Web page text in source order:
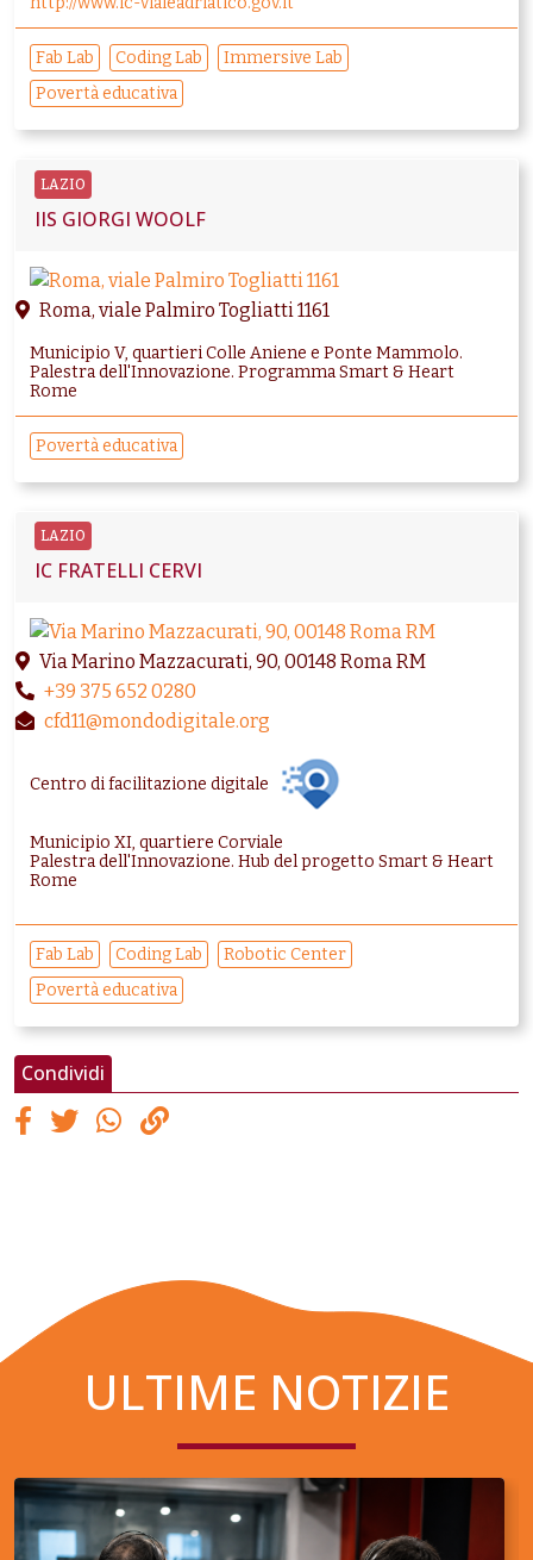
Fab Lab Coding Lab
Immersive Lab
Povertà educativa
LAZIO
IIS GIORGI WOOLF
Roma, viale Palmiro Togliatti 1161
Municipio V, quartieri Colle Aniene e Ponte Mammolo.
Palestra dell'Innovazione. Programma Smart & Heart
Rome
Povertà educativa
LAZIO
IC FRATELLI CERVI
Via Marino Mazzacurati, 90, 00148 Roma RM
+39 375 652 0280
cfd11@mondodigitale.org
Centro di facilitazione digitale
Municipio XI, quartiere Corviale
Palestra dell'Innovazione. Hub del progetto Smart & Heart
Rome
Fab Lab Coding Lab
Robotic Center
Povertà educativa
Condividi
ULTIME NOTIZIE